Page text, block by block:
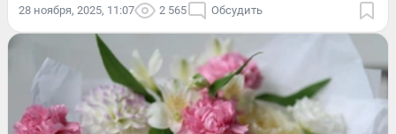
28 ноября, 2025, 11:07 2 565 Обсудить